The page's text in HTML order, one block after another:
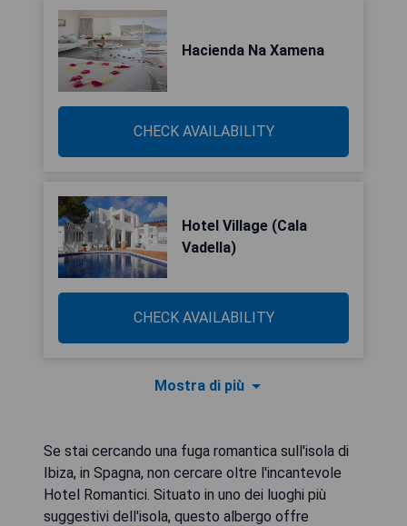
Hacienda Na Xamena
CHECK AVAILABILITY
Hotel Village (Cala
Vadella)
CHECK AVAILABILITY
Mostra di più
Se stai cercando una fuga romantica sull'isola di
Ibiza, in Spagna, non cercare oltre l'incantevole
Hotel Romantici. Situato in uno dei luoghi più
suggestivi dell'isola, questo albergo offre